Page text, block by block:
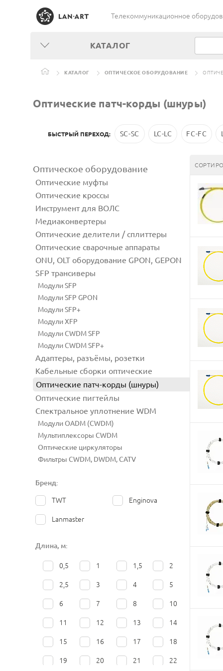
Телекоммуникационное
КАТАЛОГ
КАТАЛОГ ОПТИЧЕСКОЕ ОБОРУДОВАНИЕ
Оптические патч-корды (шнуры)
БЫСТРЫЙ ПЕРЕХОД: SC-SC LC-LC FC-FC
Оптическое оборудование
Оптические муфты
Оптические кроссы
Инструмент для ВОЛС
Медиаконвертеры
Оптические делители / сплиттеры
Оптические сварочные аппараты
ONU, OLT оборудование GPON, GEPON
SFP трансиверы
Модули SFP
Модули SFP GPON
Модули SFP+
Модули XFP
Модули CWDM SFP
Модули CWDM SFP+
Адаптеры, разъёмы, розетки
Кабельные сборки оптические
Оптические патч-корды (шнуры)
Оптические пигтейлы
Спектральное уплотнение WDM
Модули OADM (CWDM)
Мультиплексоры CWDM
Оптические циркуляторы
Фильтры CWDM, DWDM, CATV
Бренд:
TWT Enginova
Lanmaster
Длина, м:
0,5 1 1,5 2
2,5 3 4 5
6 7 8 10
11 12 13 14
15 16 17 18
19 20 21 22